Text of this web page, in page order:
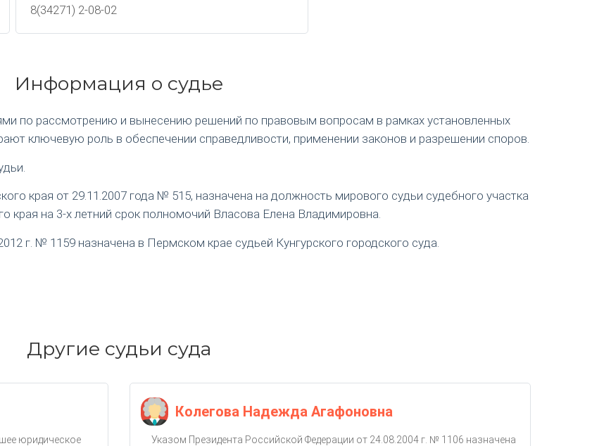
8(34271) 2-08-02
Информация о судье
по рассмотрению и вынесению решений по правовым вопросам в рамках установленных
ключевую роль в обеспечении справедливости, применении законов и разрешении споров.
края от 29.11.2007 года № 515, назначена на должность мирового судьи судебного участка
края на 3-х летний срок полномочий Власова Елена Владимировна.
г. № 1159 назначена в Пермском крае судьей Кунгурского городского суда.
Другие судьи суда
юридическое
Колегова Надежда Агафоновна
Указом Президента Российской Федерации от 24.08.2004 г. № 1106 назначена